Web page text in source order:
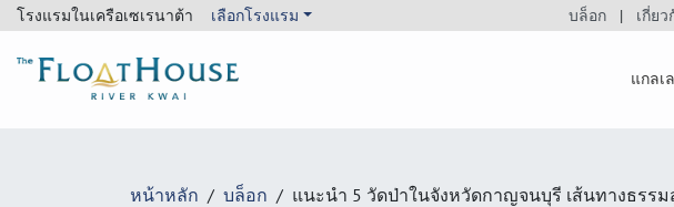
โรงแรมในเครือเซเรนาต้า เลือกโรงแรม บล็อก เกี่ยว
แกลเ
หน้าหลัก บล็อก แนะนำ 5 วัดป่าในจังหวัดกาญจนบุรี เส้นทางธรร